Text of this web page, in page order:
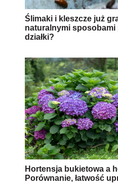
Ślimaki i kleszcze już
naturalnymi sposobami
działki?
Hortensja bukietowa a
Porównanie, łatwość